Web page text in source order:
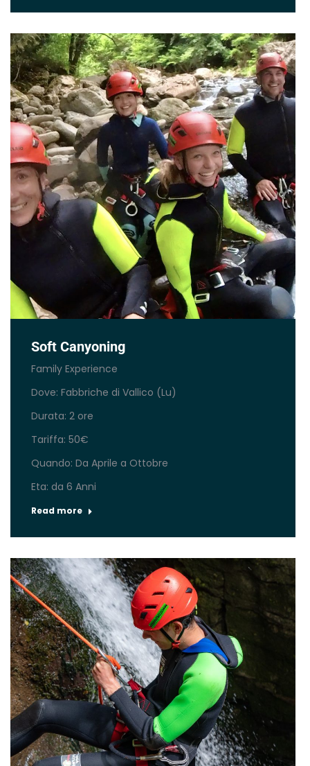
Soft Canyoning
Family Experience
Dove: Fabbriche di Vallico (Lu)
Durata: 2 ore
Tariffa: 50€
Quando: Da Aprile a Ottobre
Eta: da 6 Anni
Read more